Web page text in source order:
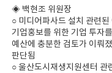
◈ 백현조 위원장
○ 미디어파사드 설치 관련
기업홍보를 위한 기업 투자
예산에 충분한 검토가 이뤄
판단됨
○ 울산도시재생지원센터 관